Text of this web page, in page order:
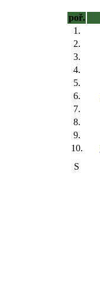
poř.
1.
2.
3.
4.
5.
6.
7.
8.
9.
10.
S